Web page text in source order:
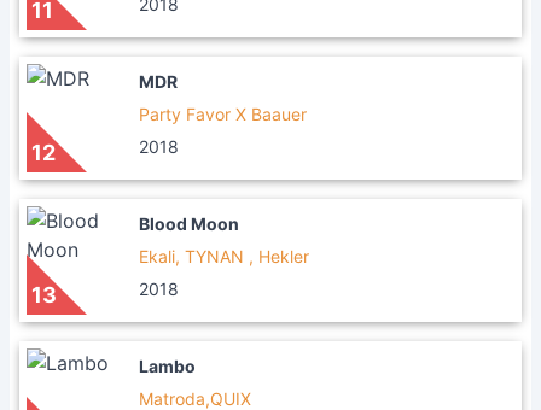
11
2018
12
MDR
Party Favor X Baauer
2018
13
Blood Moon
Ekali, TYNAN , Hekler
2018
Lambo
Matroda,QUIX